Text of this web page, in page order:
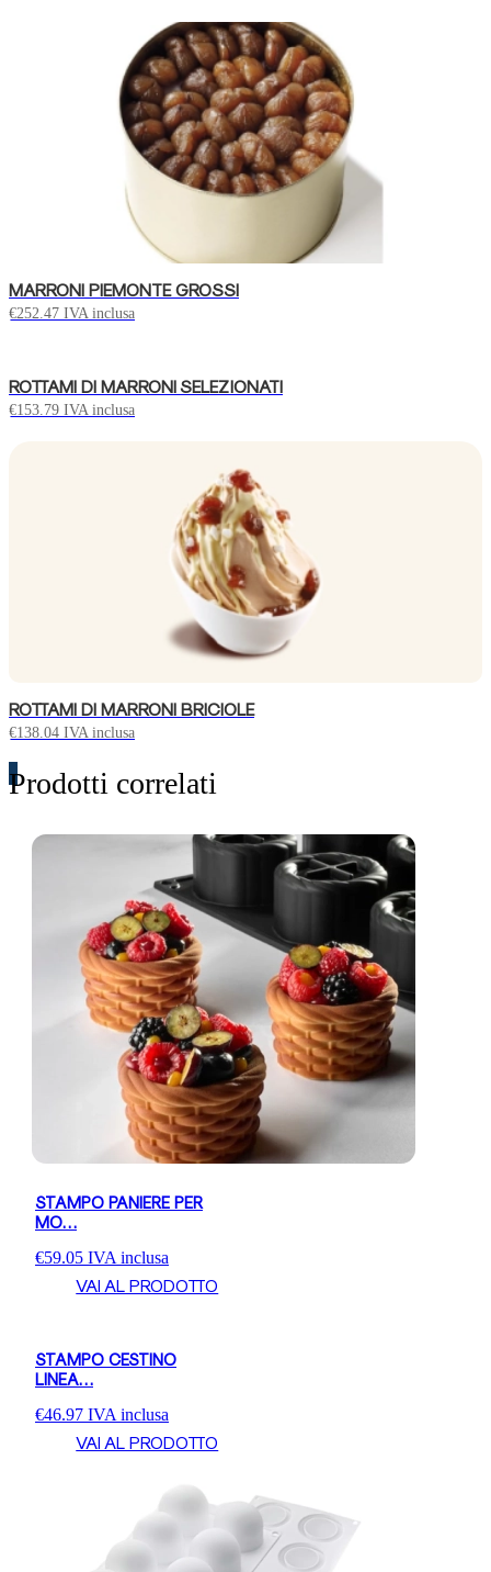
MARRONI PIEMONTE GROSSI
€252.47 IVA inclusa
ROTTAMI DI MARRONI SELEZIONATI
€153.79 IVA inclusa
ROTTAMI DI MARRONI BRICIOLE
€138.04 IVA inclusa
Prodotti correlati
STAMPO PANIERE PER
MO…
€59.05 IVA inclusa
VAI AL PRODOTTO
STAMPO CESTINO
LINEA…
€46.97 IVA inclusa
VAI AL PRODOTTO